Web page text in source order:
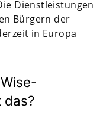
Dienstleistungen
Bürgern der
in Europa
das?